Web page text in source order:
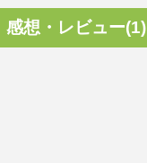
感想・レビュー(1)